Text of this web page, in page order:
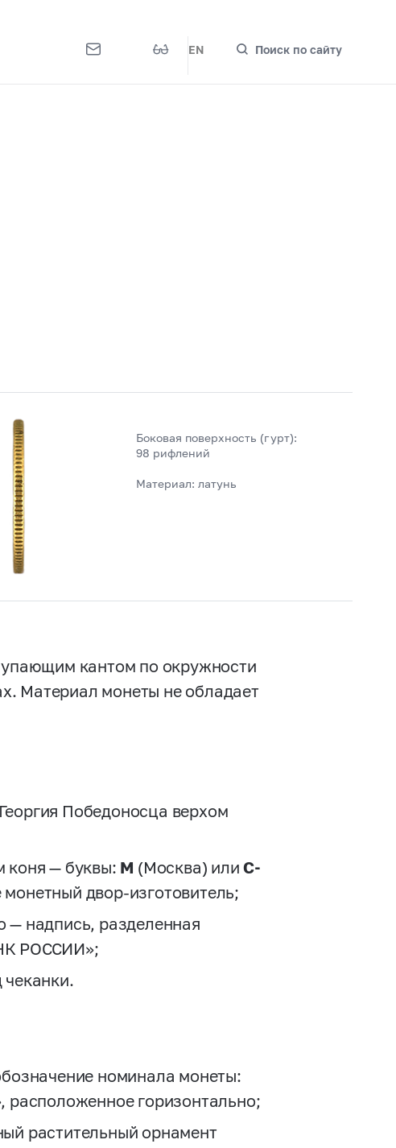
EN Поиск по сайту
Боковая поверхность (гурт):
98 рифлений
Материал: латунь
кантом по окружности
Материал монеты не обладает
Победоносца верхом
коня — буквы: М (Москва) илиС-
двор-изготовитель;
— надпись, разделенная
РОССИИ»;
номинала монеты:
горизонтально;
растительный орнамент